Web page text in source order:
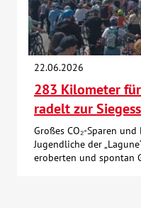
22.06.2026
283 Kilometer
radelt zur
Großes CO₂-Sparen
Jugendliche der
eroberten und spontan